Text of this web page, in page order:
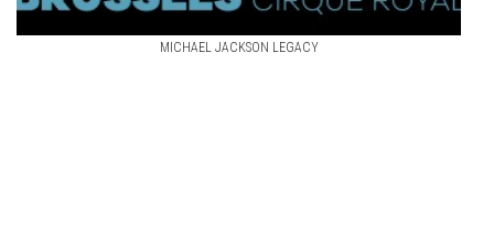
MICHAEL JACKSON LEGACY